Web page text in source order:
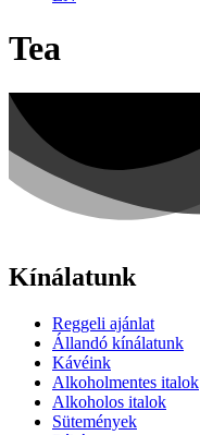
Tea
Kínálatunk
Reggeli ajánlat
Állandó kínálatunk
Kávéink
Alkoholmentes italok
Alkoholos italok
Sütemények